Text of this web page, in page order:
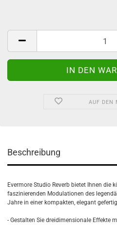
AUF DEN
Beschreibung
Evermore Studio Reverb bietet Ihnen die
faszinierenden Modulationen des
Jahre in einer kompakten, elegant
- Gestalten Sie dreidimensionale Effekte